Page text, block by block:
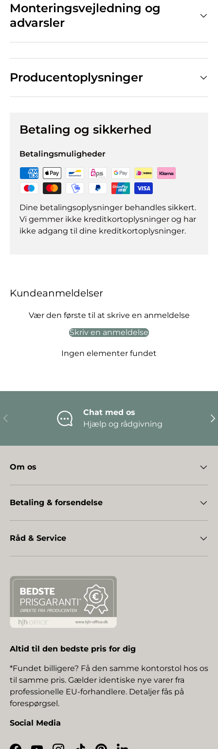
Monteringsvejledning og
advarsler
Producentoplysninger
Betaling og sikkerhed
Betalingsmuligheder
Dine betalingsoplysninger behandles sikkert.
Vi gemmer ikke kreditkortoplysninger og har
ikke adgang til dine kreditkortoplysninger.
Kundeanmeldelser
Vær den første til at skrive en anmeldelse
Skriv en anmeldelse
Ingen elementer fundet
Forrige
Chat med os
Hjælp og rådgivning
Om os
Betaling & forsendelse
Råd & Service
Altid til den bedste pris for dig
*Fundet billigere? Få den samme kontorstol hos os
til samme pris. Gælder identiske nye varer fra
professionelle EU-forhandlere. Detaljer fås på
forespørgsel.
Social Media